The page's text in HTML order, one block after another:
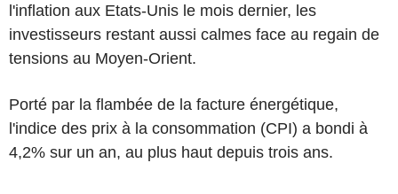
l'inflation aux Etats-Unis le mois dernier, les
investisseurs restant aussi calmes face au regain de
tensions au Moyen-Orient.
Porté par la flambée de la facture énergétique,
l'indice des prix à la consommation (CPI) a bondi à
4,2% sur un an, au plus haut depuis trois ans.